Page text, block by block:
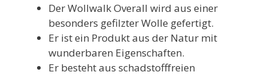
Der Wollwalk Overall wird aus einer
besonders gefilzter Wolle gefertigt.
Er ist ein Produkt aus der Natur mit
wunderbaren Eigenschaften.
Er besteht aus schadstofffreien